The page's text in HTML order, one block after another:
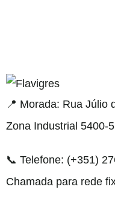
resmi adresi
📍 Morada: Rua Júlio
Zona Industrial 5400-
📞 Telefone: (+351)
Chamada para rede